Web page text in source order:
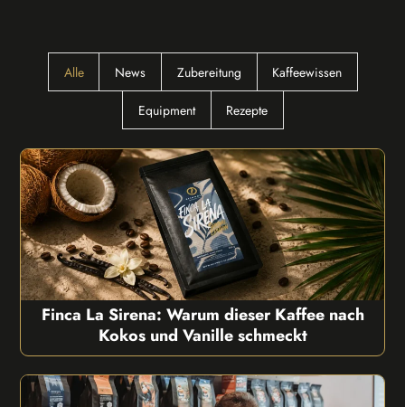
Alle News Zubereitung Kaffeewissen
Equipment Rezepte
Finca La Sirena: Warum dieser Kaffee nach
Kokos und Vanille schmeckt